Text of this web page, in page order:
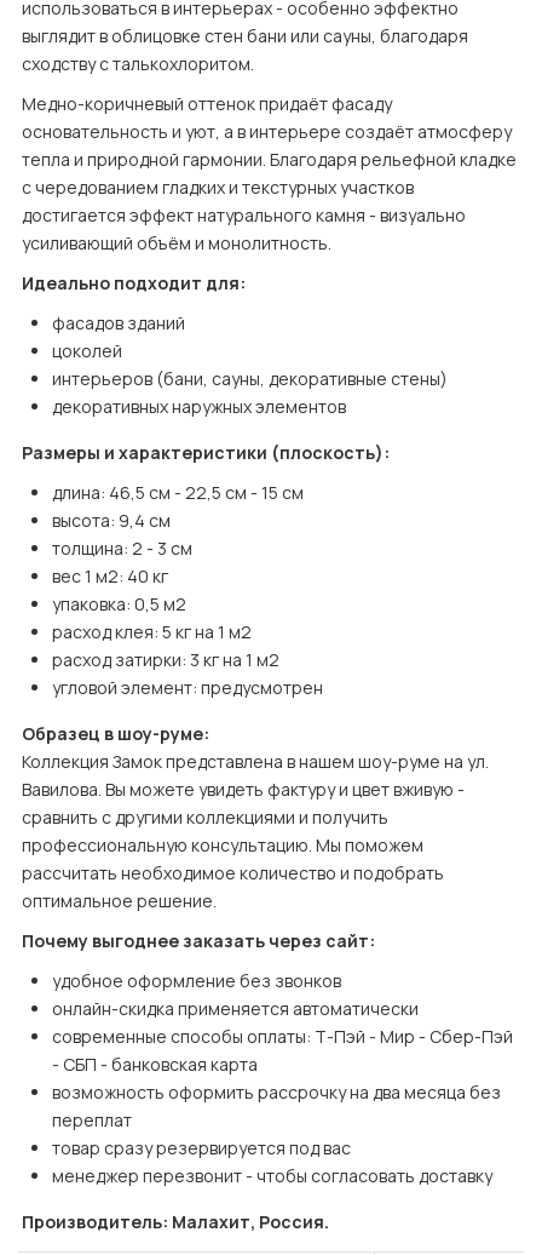
использоваться в интерьерах - особенно эффектно
выглядит в облицовке стен бани или сауны, благодаря
сходству с талькохлоритом.
Медно-коричневый оттенок придаёт фасаду
основательность и уют, а в интерьере создаёт атмосферу
тепла и природной гармонии. Благодаря рельефной кладке
с чередованием гладких и текстурных участков
достигается эффект натурального камня - визуально
усиливающий объём и монолитность.
Идеально подходит для:
фасадов зданий
цоколей
интерьеров (бани, сауны, декоративные стены)
декоративных наружных элементов
Размеры и характеристики (плоскость):
длина: 46,5 см - 22,5 см - 15 см
высота: 9,4 см
толщина: 2 - 3 см
вес 1 м2: 40 кг
упаковка: 0,5 м2
расход клея: 5 кг на 1 м2
расход затирки: 3 кг на 1 м2
угловой элемент: предусмотрен
Образец в шоу-руме:
Коллекция Замок представлена в нашем шоу-руме на ул.
Вавилова. Вы можете увидеть фактуру и цвет вживую -
сравнить с другими коллекциями и получить
профессиональную консультацию. Мы поможем
рассчитать необходимое количество и подобрать
оптимальное решение.
Почему выгоднее заказать через сайт:
удобное оформление без звонков
онлайн-скидка применяется автоматически
современные способы оплаты: Т-Пэй - Мир - Сбер-Пэй
- СБП - банковская карта
возможность оформить рассрочку на два месяца без
переплат
товар сразу резервируется под вас
менеджер перезвонит - чтобы согласовать доставку
Производитель: Малахит, Россия.